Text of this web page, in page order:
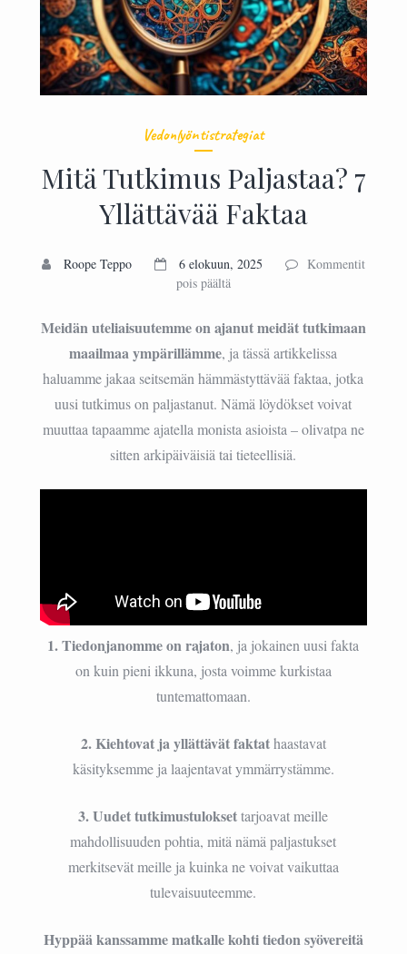
Vedonlyöntistrategiat
Mitä Tutkimus Paljastaa? 7
Yllättävää Faktaa
Roope Teppo 6 elokuun, 2025
Kommentit
pois päältäartikkelissa
Tutkimus
7
Yllättävää
Faktaa
Meidän uteliaisuutemme on ajanut meidät tutkimaan
maailmaa ympärillämme, ja tässä artikkelissa
haluamme jakaa seitsemän hämmästyttävää faktaa, jotka
uusi tutkimus on paljastanut. Nämä löydökset voivat
muuttaa tapaamme ajatella monista asioista – olivatpa ne
sitten arkipäiväisiä tai tieteellisiä.
1. Tiedonjanomme on rajaton, ja jokainen uusi fakta
on kuin pieni ikkuna, josta voimme kurkistaa
tuntemattomaan.
2. Kiehtovat ja yllättävät faktathaastavat
käsityksemme ja laajentavat ymmärrystämme.
3. Uudet tutkimustuloksettarjoavat meille
mahdollisuuden pohtia, mitä nämä paljastukset
merkitsevät meille ja kuinka ne voivat vaikuttaa
tulevaisuuteemme.
Hyppää kanssamme matkalle kohti tiedon syövereitä